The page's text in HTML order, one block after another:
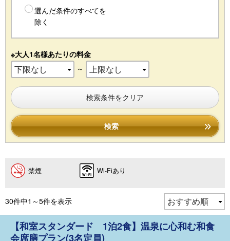
選んだ条件のすべてを
除く
※大人1名様あたりの料金
～
検索条件をクリア
検索
禁煙 Wi-Fiあり
30件中1～5件を表示
【和室スタンダード 1泊2食】温泉に心和む和食
会席膳プラン(3名定員)